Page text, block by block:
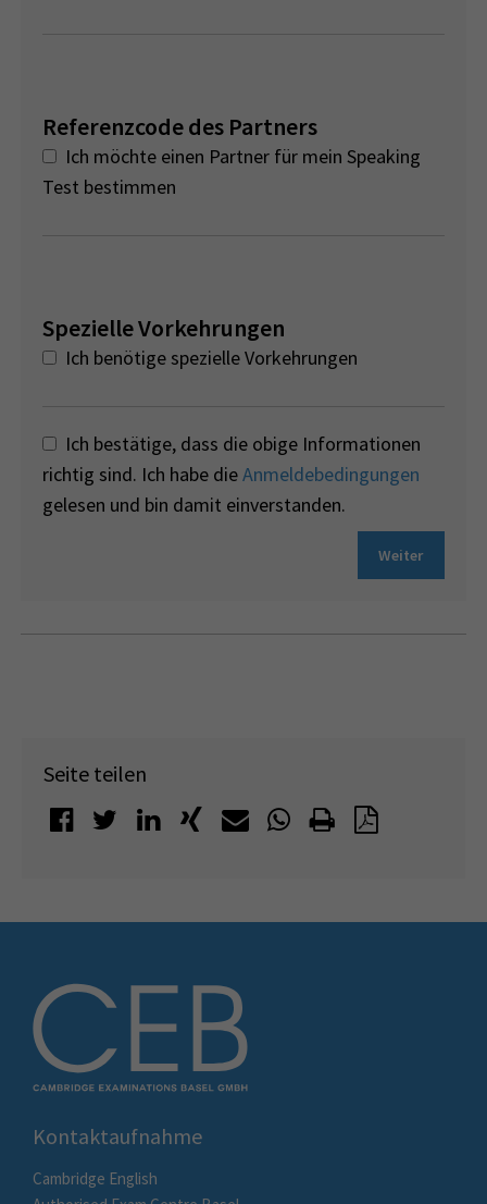
Referenzcode des Partners
Ich möchte einen Partner für mein Speaking
Test bestimmen
Spezielle Vorkehrungen
Ich benötige spezielle Vorkehrungen
Ich bestätige, dass die obige Informationen
richtig sind. Ich habe dieAnmeldebedingungen
gelesen und bin damit einverstanden.
Weiter
Seite teilen
Kontaktaufnahme
Cambridge English